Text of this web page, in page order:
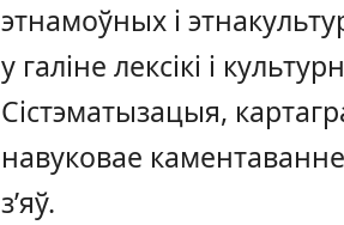
этнамоўных і
у галіне лексікі і
Сістэматызацыя,
навуковае
з’яў.